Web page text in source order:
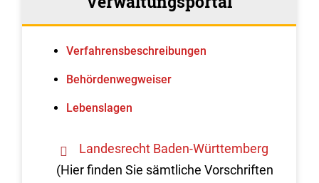
Verfahrens­beschreibungen
Behördenwegweiser
Lebenslagen
Landesrecht Baden-Württemberg
(Hier finden Sie sämtliche Vorschriften